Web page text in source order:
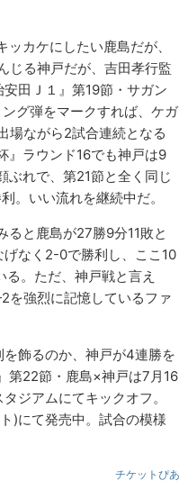
ッカケにしたい鹿島だが、
じる神戸だが、吉田孝行監
田Ｊ１』第19節・サガン
グ弾をマークすれば、ケガ
場ながら2試合連続となる
』ラウンド16でも神戸は9
ぶれで、第21節と全く同じ
。いい流れを継続中だ。
ると鹿島が27勝9分11敗と
なく2-0で勝利し、ここ10
。ただ、神戸戦と言え
を強烈に記憶しているファ
飾るのか、神戸が4連勝を
第22節・鹿島×神戸は7月16
ジアムにてキックオフ。
)にて発売中。試合の模様
チケットぴあ